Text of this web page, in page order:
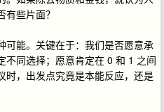
些片面？
可能。关键在于：我们是否愿意承
不同选择；愿意肯定在 0 和 1 之间
时，出发点究竟是本能反应，还是